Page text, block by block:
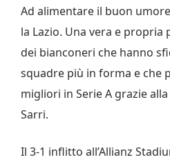
Ad alimentare il buon
la Lazio. Una vera e propria
dei bianconeri che hanno
squadre più in forma e che
migliori in Serie A grazie
Sarri.
Il 3-1 inflitto all’Allianz